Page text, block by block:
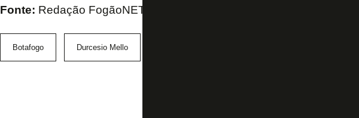
Fonte: Redação FogãoNET e O Globo
Botafogo Durcesio Mello